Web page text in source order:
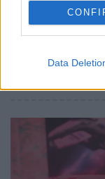
Data
Hujber Feri az
mindenkinek azt
tudhatjuk, hogy